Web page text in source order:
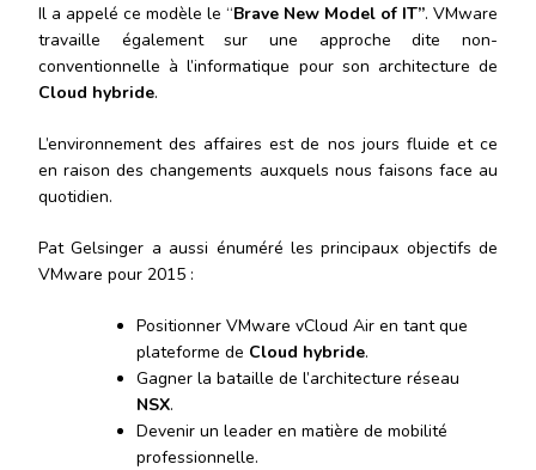
Il a appelé ce modèle le “Brave New Model of IT”. VMware
travaille également sur une approche dite non-
conventionnelle à l’informatique pour son architecture de
Cloud hybride.
L’environnement des affaires est de nos jours fluide et ce
en raison des changements auxquels nous faisons face au
quotidien.
Pat Gelsinger a aussi énuméré les principaux objectifs de
VMware pour 2015 :
Positionner VMware vCloud Air en tant que
plateforme de Cloud hybride.
Gagner la bataille de l’architecture réseau
NSX.
Devenir un leader en matière de mobilité
professionnelle.